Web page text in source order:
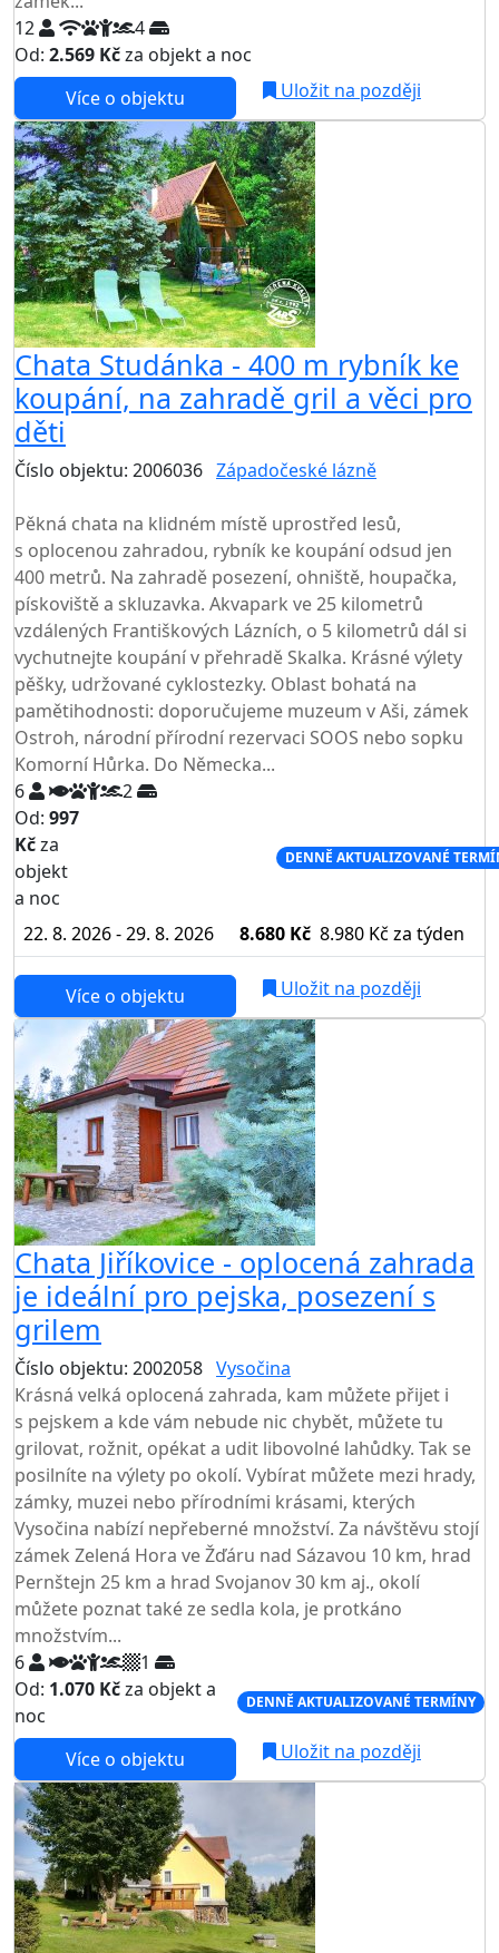
12
4
Od: 2.569 Kčza objekt a noc
Více o objektu
Uložit na později
Chata Studánka - 400 m rybník ke
koupání, na zahradě gril a věci pro
děti
Číslo objektu: 2006036 Západočeské lázně
Pěkná chata na klidném místě uprostřed lesů,
s oplocenou zahradou, rybník ke koupání odsud jen
400 metrů. Na zahradě posezení, ohniště, houpačka,
pískoviště a skluzavka. Akvapark ve 25 kilometrů
vzdálených Františkových Lázních, o 5 kilometrů dál si
vychutnejte koupání v přehradě Skalka. Krásné výlety
pěšky, udržované cyklostezky. Oblast bohatá na
pamětihodnosti: doporučujeme muzeum v Aši, zámek
Ostroh, národní přírodní rezervaci SOOS nebo sopku
Komorní Hůrka. Do Německa...
6
2
Od: 997
Kčza
objekt
a noc
DENNĚ AKTUALIZOVANÉ
22. 8. 2026 - 29. 8. 2026 8.680 Kč 8.980 Kč za týden
Více o objektu Uložit na později
Chata Jiříkovice - oplocená zahrada
je ideální pro pejska, posezení s
grilem
Číslo objektu: 2002058 Vysočina
Krásná velká oplocená zahrada, kam můžete přijet i
s pejskem a kde vám nebude nic chybět, můžete tu
grilovat, rožnit, opékat a udit libovolné lahůdky. Tak se
posilníte na výlety po okolí. Vybírat můžete mezi hrady,
zámky, muzei nebo přírodními krásami, kterých
Vysočina nabízí nepřeberné množství. Za návštěvu stojí
zámek Zelená Hora ve Žďáru nad Sázavou 10 km, hrad
Pernštejn 25 km a hrad Svojanov 30 km aj., okolí
můžete poznat také ze sedla kola, je protkáno
množstvím...
6
1
Od: 1.070 Kčza objekt a
noc
DENNĚ AKTUALIZOVANÉ TERMÍNY
Více o objektu Uložit na později